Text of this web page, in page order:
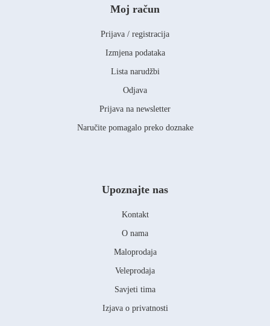
Moj račun
Prijava / registracija
Izmjena podataka
Lista narudžbi
Odjava
Prijava na newsletter
Naručite pomagalo preko doznake
Upoznajte nas
Kontakt
O nama
Maloprodaja
Veleprodaja
Savjeti tima
Izjava o privatnosti